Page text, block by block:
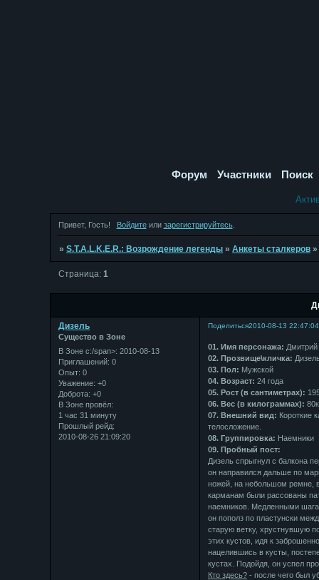
Форум Участники Поиск
Привет, Гость! Войдитеили зарегистрируйтесь.
»S.T.A.L.K.E.R.: Возрождение легенды »Анкеты сталкеров
Страница:1
Поделиться2010-08-13 22:47:04
Дизель
Существо в Зоне
В Зоне с:/span>: 2010-08-13
Приглашений: 0
Опыт: 0
Уважение: +0
Доброта: +0
В Зоне провёл:
1 час 31 минуту
Прошлый рейд:
2010-08-26 21:09:20
01. Имя персонажа: Дмитрий
02. Прозвище\кличка:
03. Пол: Мужской
04. Возраст: 24 года
05. Рост (в сантиметрах):
06. Вес (в килограммах):
07. Внешний вид: Короткие
телосложение.
08. Группировка: Наемники
09. Пробный пост:
Дизель спрыгнул с балкона
он направился дальше по
ножей, на небольшом ремне,
карманам были рассованы
наемников. Медленными
он пополз по пластунски
старую ветку, хрустнувшую
этих кустов, идя к
нацелившись в кусты,
кустах. Подойдя, он успел
Кто здесь? - после чего был